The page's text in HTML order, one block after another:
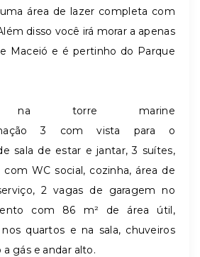
área de lazer completa com
disso você irá morar a apenas
Maceió e é pertinho do Parque
na torre marine
3 com vista para o
sala de estar e jantar, 3 suítes,
com WC social, cozinha, área de
2 vagas de garagem no
com 86 m² de área útil,
quartos e na sala, chuveiros
gás e andar alto.